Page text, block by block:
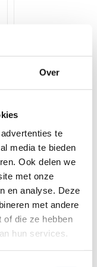
Over
te
media te bieden
Ook delen we
met onze
en analyse. Deze
met andere
of die ze hebben
hun services.
binnen
Lucht-toevoer
Kunststof dakpan
pans, voor
25-45°